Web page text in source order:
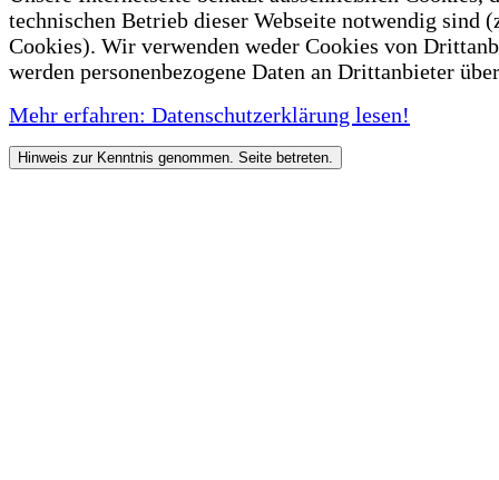
technischen Betrieb dieser Webseite notwendig sind
Cookies). Wir verwenden weder Cookies von
werden personenbezogene Daten an Drittanbieter
Mehr erfahren: Datenschutzerklärung lesen!
Hinweis zur Kenntnis genommen. Seite betreten.